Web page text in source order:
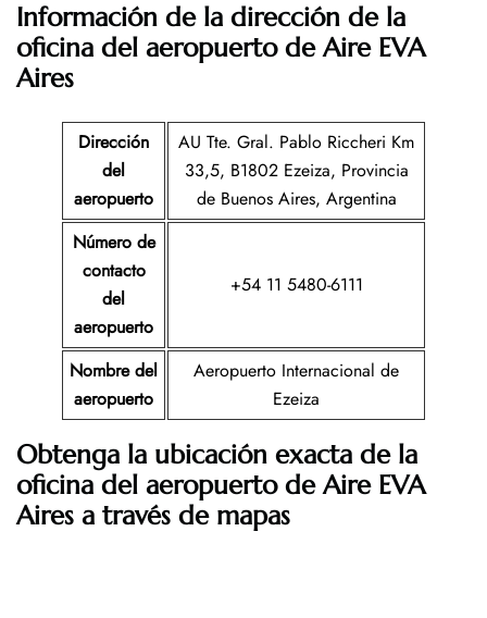
Información de la dirección de la
oficina del aeropuerto de Aire EVA
Aires
Dirección
del
aeropuerto
AU Tte. Gral. Pablo Riccheri Km
33,5, B1802 Ezeiza, Provincia
de Buenos Aires, Argentina
Número de
contacto
del
aeropuerto
+54 11 5480-6111
Nombre del
aeropuerto
Aeropuerto Internacional de
Ezeiza
Obtenga la ubicación exacta de la
oficina del aeropuerto de Aire EVA
Aires a través de mapas